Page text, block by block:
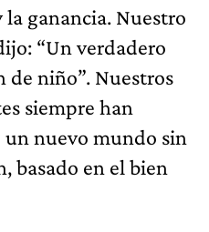
ganancia. Nuestro
“Un verdadero
de niño”. Nuestros
siempre han
nuevo mundo sin
basado en el bien